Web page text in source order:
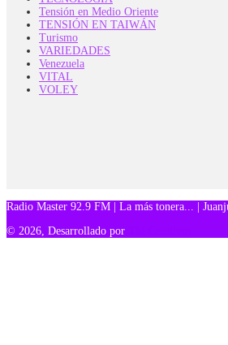
Tensión en Medio Oriente
TENSIÓN EN TAIWÁN
Turismo
VARIEDADES
Venezuela
VITAL
VOLEY
Radio Master 92.9 FM | La más tonera... |
© 2026, Desarrollado por